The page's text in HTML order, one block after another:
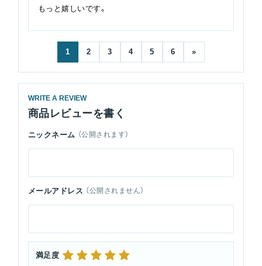
もっと嬉しいです。
1 2 3 4 5 6 »
WRITE A REVIEW
商品レビューを書く
ニックネーム （公開されます）
メールアドレス （公開されません）
満足度